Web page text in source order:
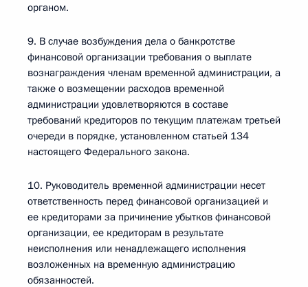
органом.
9. В случае возбуждения дела о банкротстве
финансовой организации требования о выплате
вознаграждения членам временной администрации, а
также о возмещении расходов временной
администрации удовлетворяются в составе
требований кредиторов по текущим платежам третьей
очереди в порядке, установленном статьей 134
настоящего Федерального закона.
10. Руководитель временной администрации несет
ответственность перед финансовой организацией и
ее кредиторами за причинение убытков финансовой
организации, ее кредиторам в результате
неисполнения или ненадлежащего исполнения
возложенных на временную администрацию
обязанностей.